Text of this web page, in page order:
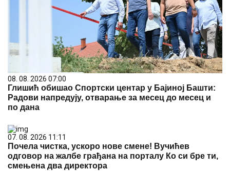
08. 08. 2026 07:00
Глишић обишао Спортски центар у Бајиној Башти:
Радови напредују, отварање за месец до месец и
по дана
07. 08. 2026 11:11
Почела чистка, ускоро нове смене! Вучићев
одговор на жалбе грађана на порталу Ко си бре ти,
смењена два директора